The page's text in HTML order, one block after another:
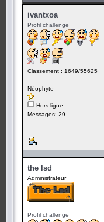
ivantxoa
Profil challenge
Classement : 1649/55625
Néophyte
Hors ligne
Messages: 29
the lsd
Administrateur
Profil challenge